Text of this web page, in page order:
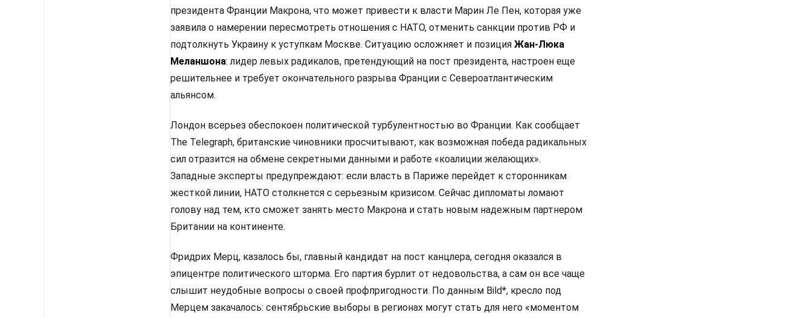
президента Франции Макрона, что может привести к власти Марин Ле Пен, которая уже
заявила о намерении пересмотреть отношения с НАТО, отменить санкции против РФ и
подтолкнуть Украину к уступкам Москве. Ситуацию осложняет и позиция Жан-Люка
Меланшона: лидер левых радикалов, претендующий на пост президента, настроен еще
решительнее и требует окончательного разрыва Франции с Североатлантическим
альянсом.
Лондон всерьез обеспокоен политической турбулентностью во Франции. Как сообщает
The Telegraph, британские чиновники просчитывают, как возможная победа радикальных
сил отразится на обмене секретными данными и работе «коалиции желающих».
Западные эксперты предупреждают: если власть в Париже перейдет к сторонникам
жесткой линии, НАТО столкнется с серьезным кризисом. Сейчас дипломаты ломают
голову над тем, кто сможет занять место Макрона и стать новым надежным партнером
Британии на континенте.
Фридрих Мерц, казалось бы, главный кандидат на пост канцлера, сегодня оказался в
эпицентре политического шторма. Его партия бурлит от недовольства, а сам он все чаще
слышит неудобные вопросы о своей профпригодности. По данным Bild*, кресло под
Мерцем закачалось: сентябрьские выборы в регионах могут стать для него «моментом